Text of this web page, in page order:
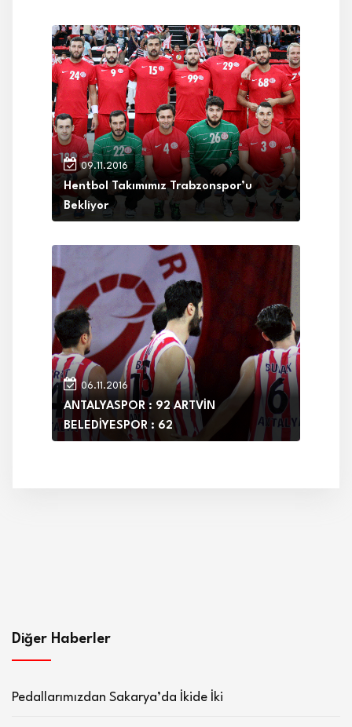
09.11.2016
Hentbol Takımımız Trabzonspor’u
Bekliyor
06.11.2016
ANTALYASPOR : 92 ARTVİN
BELEDİYESPOR : 62
Diğer Haberler
Pedallarımızdan Sakarya’da İkide İki